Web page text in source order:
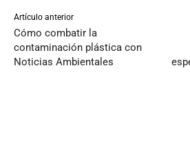
Artículo anterior
Cómo combatir la
contaminación plástica con
Noticias Ambientales